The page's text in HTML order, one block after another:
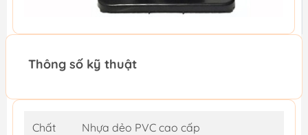
Thông số kỹ thuật
Chất
Nhựa dẻo PVC cao cấp